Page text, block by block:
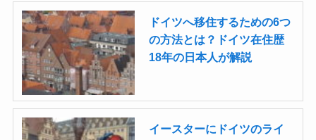
ドイツへ移住するための6つ
の方法とは？ドイツ在住歴
18年の日本人が解説
イースターにドイツのライ